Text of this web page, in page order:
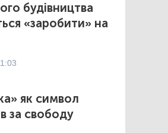
будівництва
«заробити» на
як символ
за свободу